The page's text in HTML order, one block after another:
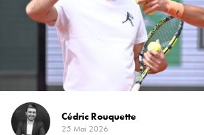
Cédric Rouquette
25 Mai 2026